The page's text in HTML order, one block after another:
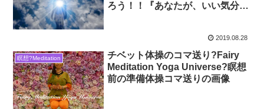
ろう！！『あなたが、いい気分で
2019.08.28
瞑想?Meditation
チベット体操のコマ送り?Fairy
Meditation Yoga Universe?瞑想
前の準備体操コマ送りの画像